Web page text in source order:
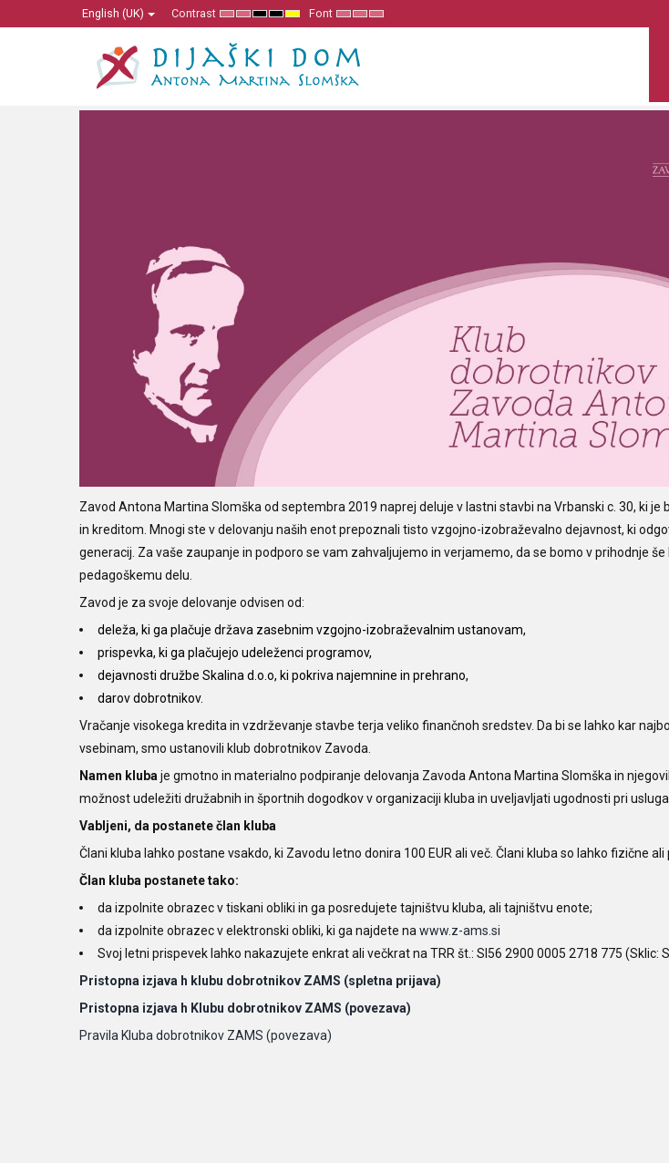
English (UK) Contrast
Default
mode
Night
mode
High
Contrast
White
mode
High
Contrast
Yellow
mode
High
Contrast
Black
mode
Font
Set
Smaller
Set
Default
Set
Larger
Zavod Antona Martina Slomška od septembra 2019 naprej deluje v lastni stavbi na Vrbanski c. 30, ki je
in kreditom. Mnogi ste v delovanju naših enot prepoznali tisto vzgojno-izobraževalno dejavnost, ki
generacij. Za vaše zaupanje in podporo se vam zahvaljujemo in verjamemo, da se bomo v prihodnje še
pedagoškemu delu.
Zavod je za svoje delovanje odvisen od:
deleža, ki ga plačuje država zasebnim vzgojno-izobraževalnim ustanovam,
prispevka, ki ga plačujejo udeleženci programov,
dejavnosti družbe Skalina d.o.o, ki pokriva najemnine in prehrano,
darov dobrotnikov.
Vračanje visokega kredita in vzdrževanje stavbe terja veliko finančnoh sredstev. Da bi se lahko kar
vsebinam, smo ustanovili klub dobrotnikov Zavoda.
Namen kluba je gmotno in materialno podpiranje delovanja Zavoda Antona Martina Slomška in
možnost udeležiti družabnih in športnih dogodkov v organizaciji kluba in uveljavljati ugodnosti pri
Vabljeni, da postanete član kluba
Člani kluba lahko postane vsakdo, ki Zavodu letno donira 100 EUR ali več. Člani kluba so lahko fizične ali
Član kluba postanete tako:
da izpolnite obrazec v tiskani obliki in ga posredujete tajništvu kluba, ali tajništvu enote;
da izpolnite obrazec v elektronski obliki, ki ga najdete na www.z-ams.si
Svoj letni prispevek lahko nakazujete enkrat ali večkrat na TRR št.: SI56 2900 0005 2718 775 (Sklic:
Pristopna izjava h klubu dobrotnikov ZAMS (spletna prijava)
Pristopna izjava h Klubu dobrotnikov ZAMS (povezava)
Pravila Kluba dobrotnikov ZAMS (povezava)